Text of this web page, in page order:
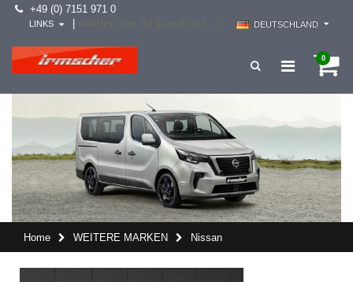
+49 (0) 7151 971 0
DEUTSCHLAND
LINKS
0
Home WEITERE MARKEN Nissan